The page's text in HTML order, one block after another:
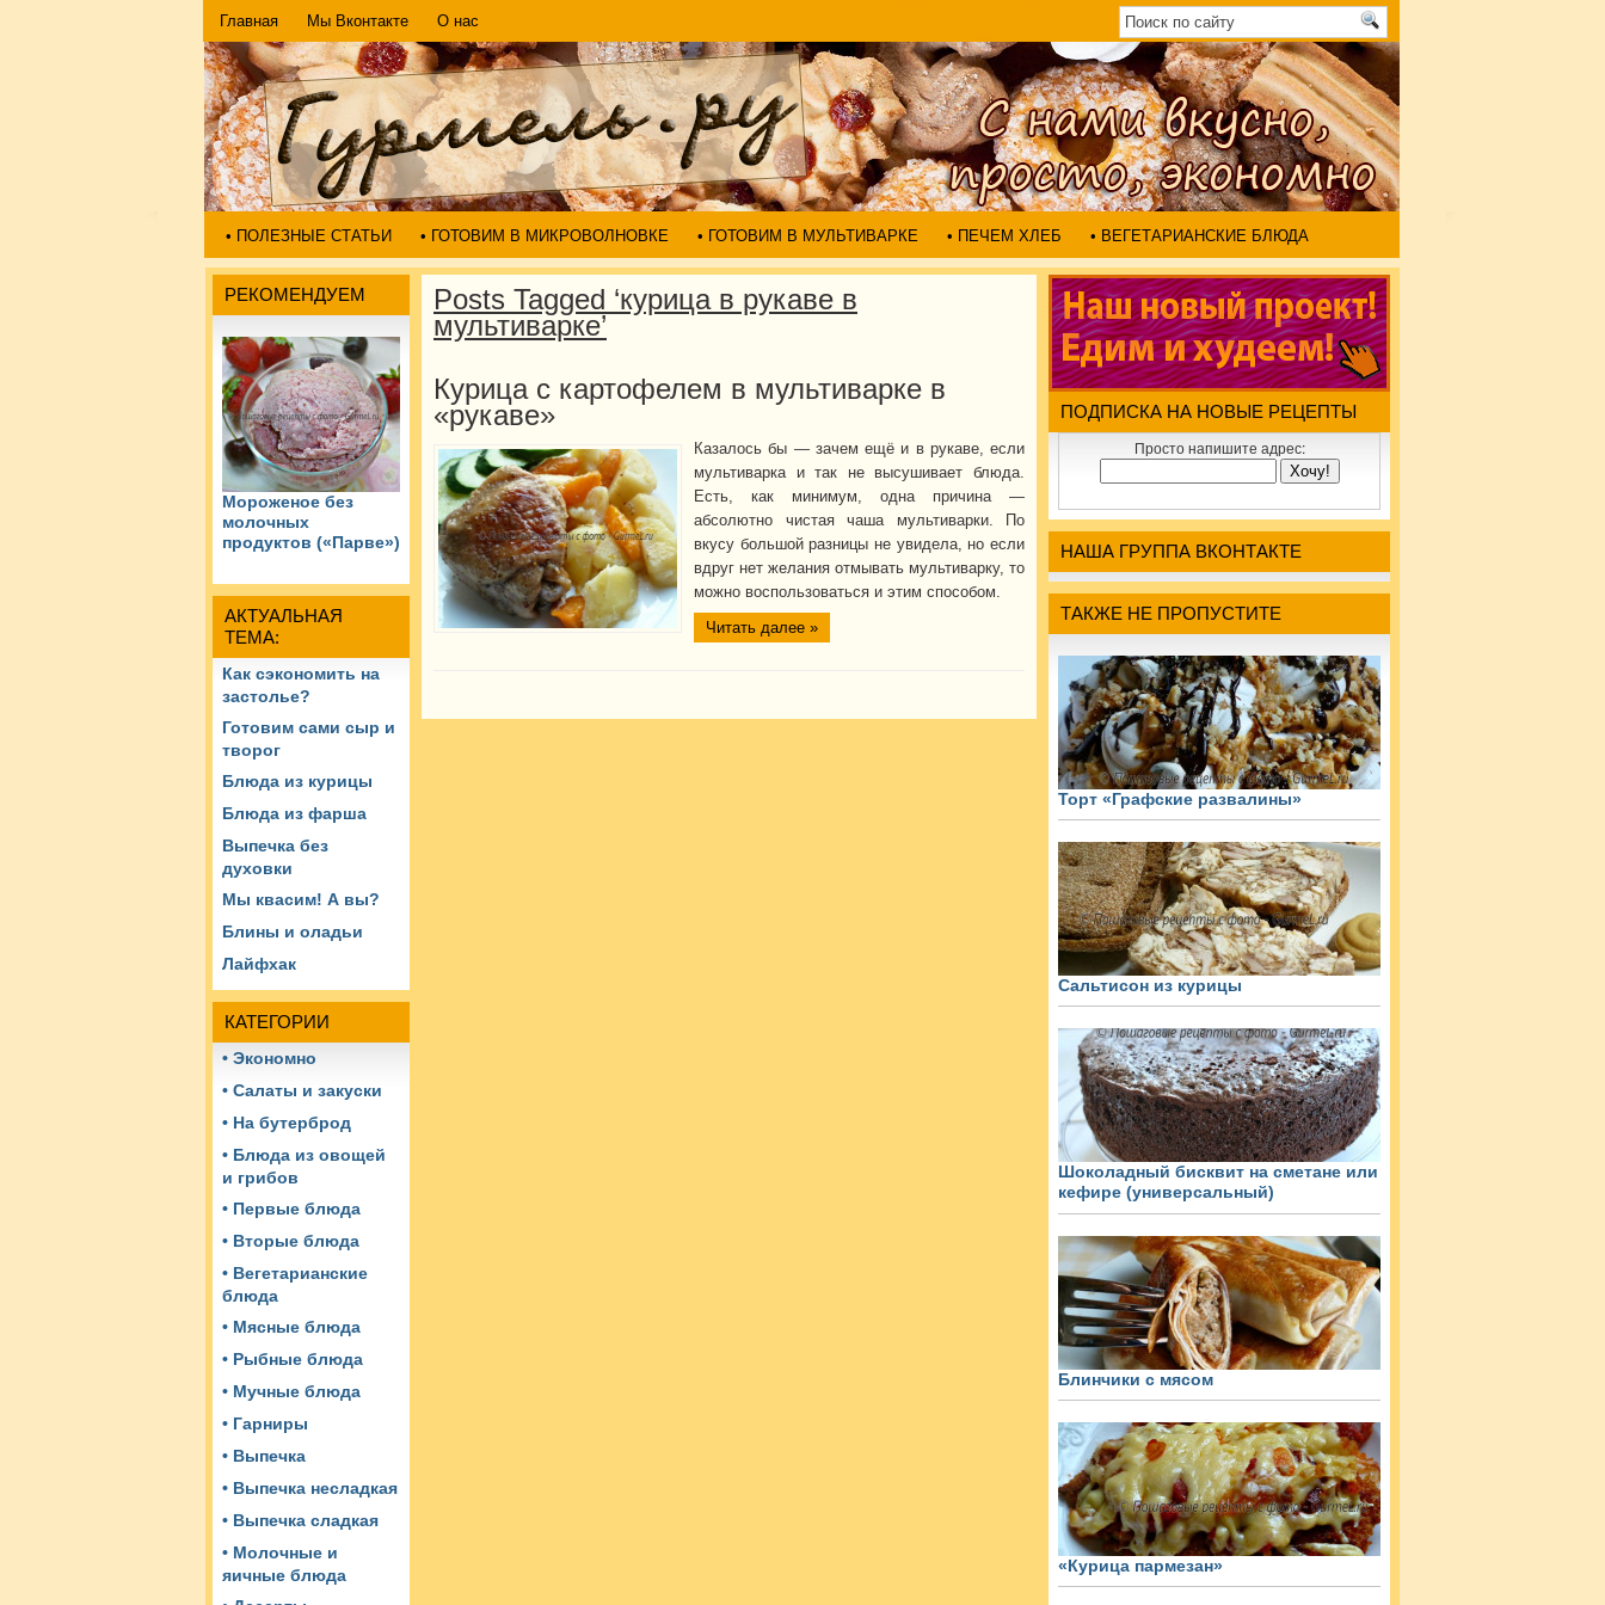
Главная Мы Вконтакте О нас
• ПОЛЕЗНЫЕ СТАТЬИ • ГОТОВИМ В МИКРОВОЛНОВКЕ • ГОТОВИМ В МУЛЬТИВАРКЕ • ПЕЧЕМ ХЛЕБ • ВЕГЕТАРИАНСКИЕ БЛЮДА
РЕКОМЕНДУЕМ
Мороженое без
молочных
продуктов («Парве»)
АКТУАЛЬНАЯ
ТЕМА:
Как сэкономить на
застолье?
Готовим сами сыр и
творог
Блюда из курицы
Блюда из фарша
Выпечка без
духовки
Мы квасим! А вы?
Блины и оладьи
Лайфхак
КАТЕГОРИИ
• Экономно
• Салаты и закуски
• На бутерброд
• Блюда из овощей
и грибов
• Первые блюда
• Вторые блюда
• Вегетарианские
блюда
• Мясные блюда
• Рыбные блюда
• Мучные блюда
• Гарниры
• Выпечка
• Выпечка несладкая
• Выпечка сладкая
• Молочные и
яичные блюда
Posts Tagged ‘курица в рукаве в
мультиварке’
Курица с картофелем в мультиварке в
«рукаве»
Казалось бы — зачем ещё и в рукаве, если
мультиварка и так не высушивает блюда.
Есть, как минимум, одна причина —
абсолютно чистая чаша мультиварки. По
вкусу большой разницы не увидела, но если
вдруг нет желания отмывать мультиварку, то
можно воспользоваться и этим способом.
Читать далее »
ПОДПИСКА НА НОВЫЕ РЕЦЕПТЫ
Просто напишите адрес:
НАША ГРУППА ВКОНТАКТЕ
ТАКЖЕ НЕ ПРОПУСТИТЕ
Торт «Графские развалины»
Сальтисон из курицы
Шоколадный бисквит на сметане или
кефире (универсальный)
Блинчики с мясом
«Курица пармезан»